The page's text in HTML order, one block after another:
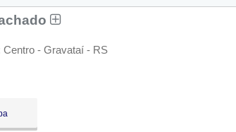
Centro - Gravataí - RS